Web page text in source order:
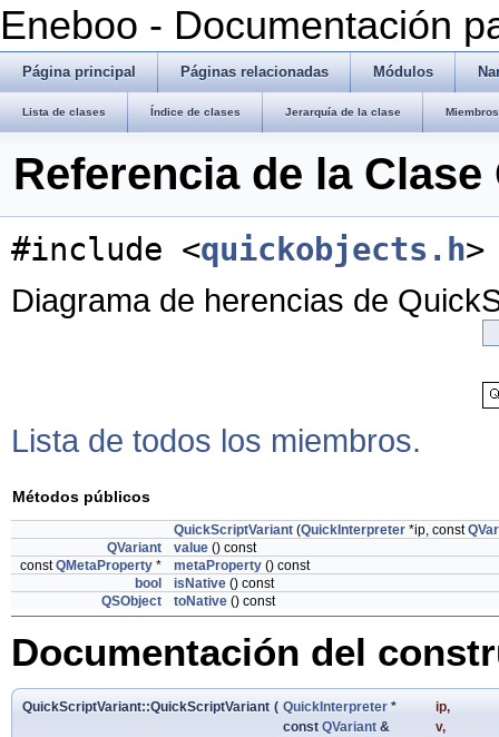
Eneboo - Documentación
Página principal Páginas relacionadas Módulos
Lista de clases Índice de clases Jerarquía de la clase
Referencia de la
#include <quickobjects.h>
Diagrama de herencias de
Lista de todos los miembros.
Métodos públicos
QuickScriptVariant (QuickInterpreter *ip, const
QVariant
value () const
constQMetaProperty * metaProperty () const
bool
isNative () const
QSObject
toNative () const
Documentación del
QuickScriptVariant::QuickScriptVariant ( QuickInterpreter * ip,
const QVariant & v,